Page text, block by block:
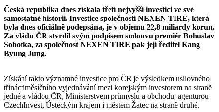
Česká republika dnes získala třetí nejvyšší investici ve své
samostatné historii. Investice společnosti NEXEN TIRE, která
byla dnes oficiálně podepsána, je v objemu 22,8 miliardy korun.
Za vládu ČR stvrdil svým podpisem smlouvu premiér Bohuslav
Sobotka, za společnost NEXEN TIRE pak její ředitel Kang
Byung Jung.
Získání takto významné investice pro ČR je výsledkem usilovného
třináctiměsíčního vyjednávání mezi korejským investorem na straně
jedné a vládou ČR, Ministerstvem průmyslu a obchodu, agenturou
CzechInvest, Ústeckým krajem i městem Žatec na straně druhé.